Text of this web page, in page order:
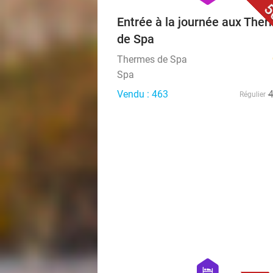
Entrée à la journée aux
de Spa
Thermes de Spa
Spa
Vendu : 463
Régulier
hotel